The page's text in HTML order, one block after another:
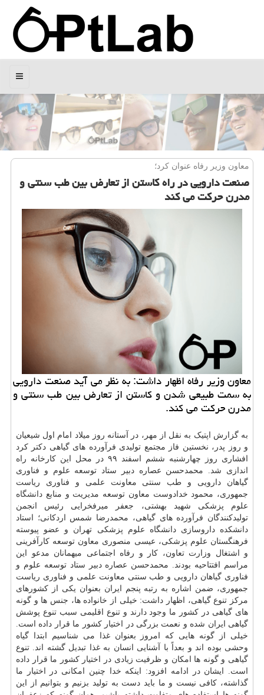
منو
معاون وزیر رفاه عنوان كرد؛
صنعت دارویی در راه كاستن از تعارض بین طب سنتی و
مدرن حركت می كند
معاون وزیر رفاه اظهار داشت: به نظر می آید صنعت دارویی
به سمت طبیعی شدن و کاستن از تعارض بین طب سنتی و
مدرن حرکت می کند.
به گزارش اپتیک به نقل از مهر، در آستانه روز میلاد امام اول شیعیان
و روز پدر، نخستین فاز مجتمع تولیدی فرآورده های گیاهی دکتر کرد
افشاری روز چهارشنبه ششم اسفند ۹۹ در محل این کارخانه راه
اندازی شد. محمدحسن عصاره دبیر ستاد توسعه علوم و فناوری
گیاهان دارویی و طب سنتی معاونت علمی و فناوری ریاست
جمهوری، محمود خدادوست معاون توسعه مدیریت و منابع دانشگاه
علوم پزشکی شهید بهشتی، جعفر میرفخرایی رئیس انجمن
تولیدکنندگان فرآورده های گیاهی، محمدرضا شمس اردکانی؛ استاد
دانشکده داروسازی دانشگاه علوم پزشکی تهران و عضو پیوسته
فرهنگستان علوم پزشکی، عیسی منصوری معاون توسعه کارآفرینی
و اشتغال وزارت تعاون، کار و رفاه اجتماعی میهمانان مدعو این
مراسم افتتاحیه بودند. محمدحسن عصاره دبیر ستاد توسعه علوم و
فناوری گیاهان دارویی و طب سنتی معاونت علمی و فناوری ریاست
جمهوری، ضمن اشاره به رتبه پنجم ایران بعنوان یکی از کشورهای
مرکز تنوع گیاهی، اظهار داشت: خیلی از خانواده ها، جنس ها و گونه
های گیاهی در کشور ما وجود دارند و تنوع اقلیمی سبب تنوع پوشش
گیاهی ایران شده و نعمت بزرگی در اختیار کشور ما قرار داده است.
خیلی از گونه هایی که امروز بعنوان غذا می شناسیم ابتدا گیاه
وحشی بوده اند و بعداً با آشنایی انسان به غذا تبدیل گشته اند. تنوع
گیاهی و گونه ها امکان و ظرفیت زیادی در اختیار کشور ما قرار داده
است. ایشان در ادامه افزود: اینکه خدا چنین امکانی در اختیار ما
گذاشته، کافی نیست و ما باید دست به تولید بزنیم و بتوانیم از این